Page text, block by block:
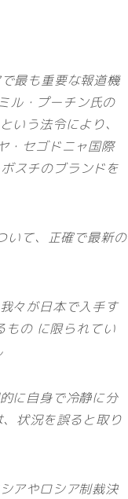
最も重要な報道機
ル・プーチン氏の
いう法令により、
・セゴドニャ国際
スチのブランドを
いて、正確で最新の
々が日本で入手す
もの に限られてい
に自身で冷静に分
状況を誤ると取り
アやロシア制裁決